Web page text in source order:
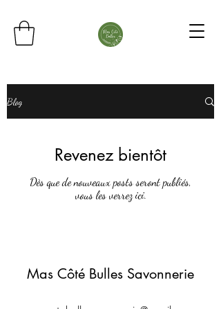
Blog
Revenez bientôt
Dès que de nouveaux posts seront publiés,
vous les verrez ici.
Mas Côté Bulles Savonnerie